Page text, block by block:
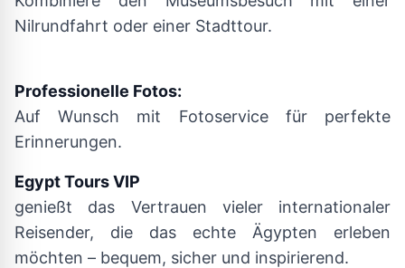
Nilrundfahrt oder einer Stadttour.
Professionelle Fotos:
Auf Wunsch mit Fotoservice für perfekte
Erinnerungen.
Egypt Tours VIP
genießt das Vertrauen vieler internationaler
Reisender, die das echte Ägypten erleben
möchten – bequem, sicher und inspirierend.